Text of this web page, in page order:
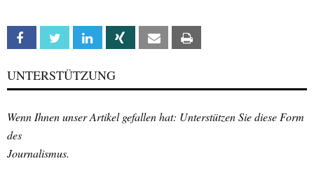
Facebook Twitter Linkedin Xing Email
UNTERSTÜTZUNG
Wenn Ihnen unser Artikel gefallen hat: Unterstützen Sie diese Form
des
Journalismus.